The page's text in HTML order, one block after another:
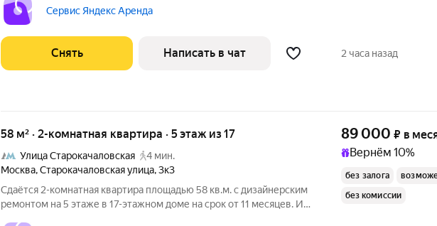
Стиральная машина Холодильник Посудомоечная машина Бойлер
Микроволновка
Сервис Яндекс Аренда
Снять Написать в чат 2 часа назад
58 м² · 2-комнатная квартира · 5 этаж из 17
Улица Старокачаловская
4 мин.
Москва,Старокачаловская улица,3к3
Сдаётся 2-комнатная квартира площадью 58 кв.м. с дизайнерским
ремонтом на 5 этаже в 17-этажном доме на срок от 11 месяцев. Из
89 000 ₽ в
Вернём 10%
без залога
без комиссии